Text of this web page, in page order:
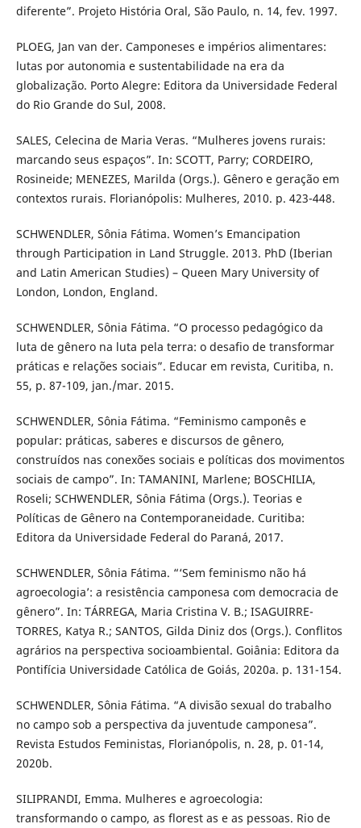
diferente”. Projeto História Oral, São Paulo, n. 14, fev. 1997.
PLOEG, Jan van der. Camponeses e impérios alimentares:
lutas por autonomia e sustentabilidade na era da
globalização. Porto Alegre: Editora da Universidade Federal
do Rio Grande do Sul, 2008.
SALES, Celecina de Maria Veras. “Mulheres jovens rurais:
marcando seus espaços”. In: SCOTT, Parry; CORDEIRO,
Rosineide; MENEZES, Marilda (Orgs.). Gênero e geração em
contextos rurais. Florianópolis: Mulheres, 2010. p. 423-448.
SCHWENDLER, Sônia Fátima. Women’s Emancipation
through Participation in Land Struggle. 2013. PhD (Iberian
and Latin American Studies) – Queen Mary University of
London, London, England.
SCHWENDLER, Sônia Fátima. “O processo pedagógico da
luta de gênero na luta pela terra: o desafio de transformar
práticas e relações sociais”. Educar em revista, Curitiba, n.
55, p. 87-109, jan./mar. 2015.
SCHWENDLER, Sônia Fátima. “Feminismo camponês e
popular: práticas, saberes e discursos de gênero,
construídos nas conexões sociais e políticas dos movimentos
sociais de campo”. In: TAMANINI, Marlene; BOSCHILIA,
Roseli; SCHWENDLER, Sônia Fátima (Orgs.). Teorias e
Políticas de Gênero na Contemporaneidade. Curitiba:
Editora da Universidade Federal do Paraná, 2017.
SCHWENDLER, Sônia Fátima. “‘Sem feminismo não há
agroecologia’: a resistência camponesa com democracia de
gênero”. In: TÁRREGA, Maria Cristina V. B.; ISAGUIRRE-
TORRES, Katya R.; SANTOS, Gilda Diniz dos (Orgs.). Conflitos
agrários na perspectiva socioambiental. Goiânia: Editora da
Pontifícia Universidade Católica de Goiás, 2020a. p. 131-154.
SCHWENDLER, Sônia Fátima. “A divisão sexual do trabalho
no campo sob a perspectiva da juventude camponesa”.
Revista Estudos Feministas, Florianópolis, n. 28, p. 01-14,
2020b.
SILIPRANDI, Emma. Mulheres e agroecologia:
transformando o campo, as florest as e as pessoas. Rio de